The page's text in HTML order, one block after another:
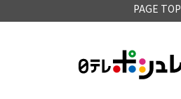
PAGE TOP